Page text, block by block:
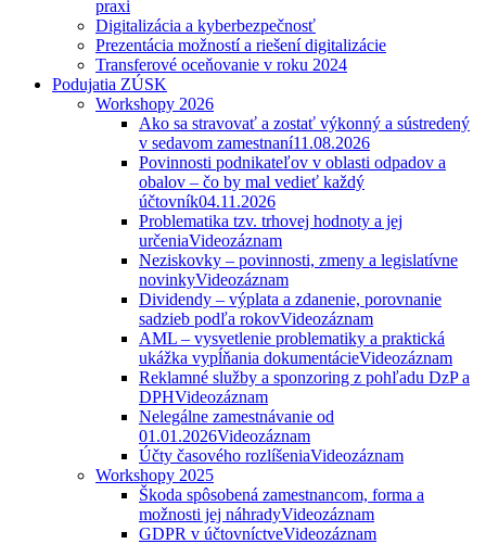
praxi
Digitalizácia a kyberbezpečnosť
Prezentácia možností a riešení digitalizácie
Transferové oceňovanie v roku 2024
Podujatia ZÚSK
Workshopy 2026
Ako sa stravovať a zostať výkonný a sústredený
v sedavom zamestnaní11.08.2026
Povinnosti podnikateľov v oblasti odpadov a
obalov – čo by mal vedieť každý
účtovník04.11.2026
Problematika tzv. trhovej hodnoty a jej
určeniaVideozáznam
Neziskovky – povinnosti, zmeny a legislatívne
novinkyVideozáznam
Dividendy – výplata a zdanenie, porovnanie
sadzieb podľa rokovVideozáznam
AML – vysvetlenie problematiky a praktická
ukážka vypĺňania dokumentácieVideozáznam
Reklamné služby a sponzoring z pohľadu DzP a
DPHVideozáznam
Nelegálne zamestnávanie od
01.01.2026Videozáznam
Účty časového rozlíšeniaVideozáznam
Workshopy 2025
Škoda spôsobená zamestnancom, forma a
možnosti jej náhradyVideozáznam
GDPR v účtovníctveVideozáznam